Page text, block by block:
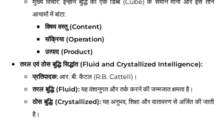
आयामों में बांटा:
विषय वस्तु (Content)
संक्रिया (Operation)
उत्पाद (Product)
तरल एवं ठोस बुद्धि सिद्धांत (Fluid and Crystallized Intelligence):
प्रतिपादक:आर. बी. कैटल (R.B. Cattell)।
तरल बुद्धि (Fluid):यह वंशानुगत और तर्क करने की जन्मजात क्षमता है।
ठोस बुद्धि (Crystallized):यह अनुभव, शिक्षा और वातावरण से अर्जित की जाती
है।